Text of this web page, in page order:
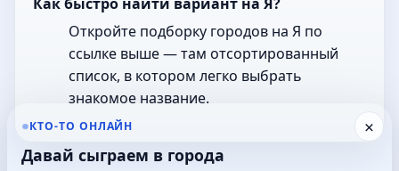
Как быстро найти вариант на Я?
Откройте подборку городов на Я по
ссылке выше — там отсортированный
список, в котором легко выбрать
знакомое название.
×
КТО-ТО ОНЛАЙН
Давай сыграем в города